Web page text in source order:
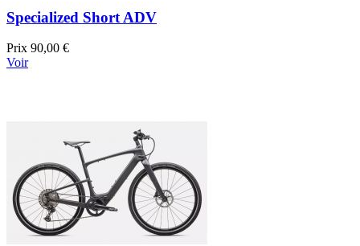
Specialized Short ADV
Prix 90,00 €
Voir